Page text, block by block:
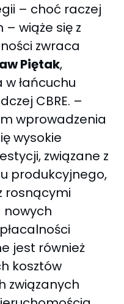
– choć raczej
wiąże się z
zwraca
Piętak,
łańcuchu
CBRE. –
wprowadzenia
wysokie
związane z
produkcyjnego,
rosnącymi
nowych
jest również
kosztów
związanych